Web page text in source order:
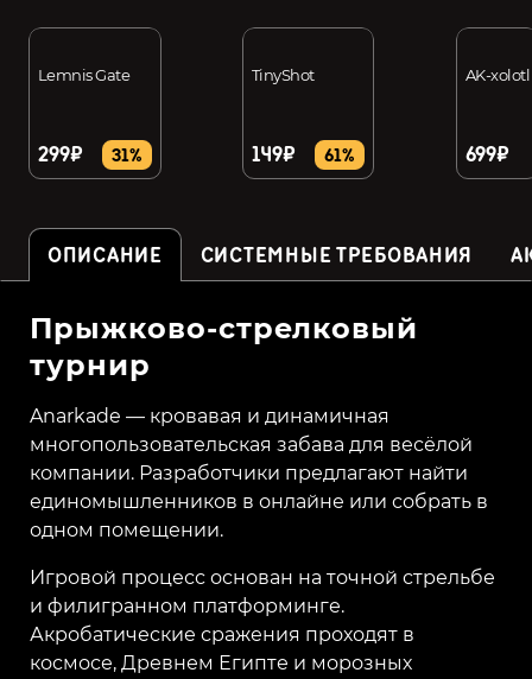
Lemnis Gate
299₽ 31%
TinyShot
149₽ 61%
AK-xolotl
699₽
ОПИСАНИЕ СИСТЕМНЫЕ ТРЕБОВАНИЯ
Прыжково-стрелковый
турнир
Anarkade — кровавая и динамичная
многопользовательская забава для весёлой
компании. Разработчики предлагают найти
единомышленников в онлайне или собрать в
одном помещении.
Игровой процесс основан на точной стрельбе
и филигранном платформинге.
Акробатические сражения проходят в
космосе, Древнем Египте и морозных